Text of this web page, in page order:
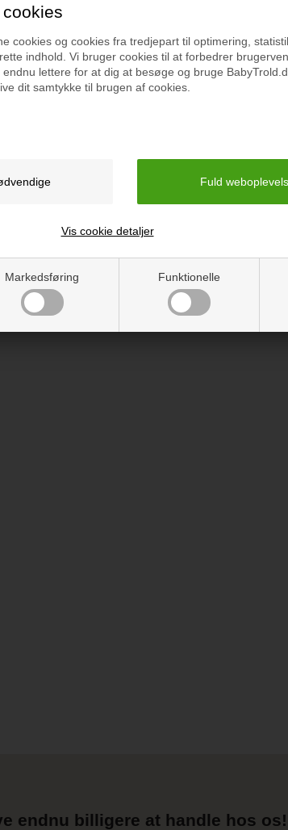
cookies og cookies fra tredjepart til optimering,
indhold. Vi bruger cookies til at forbedrer
lettere for at dig at besøge og bruge
dit samtykke til brugen af cookies.
Markedsføring Funktionelle
Vis cookie detaljer
Selvom
indenfor,
om ved
i ganske
Vejledning
interesseret i følgende
endnu billigere at handle hos